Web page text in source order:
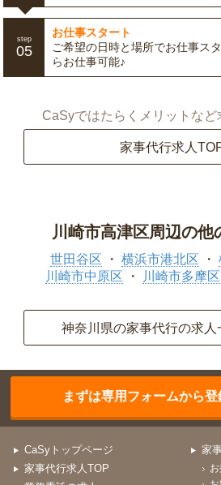
step
05
お仕事スタート
ご希望の日時と場所でお仕事ス
らお仕事可能♪
CaSyではたらくメリットなど
家事代行求人
川崎市高津区周辺の他
世田谷区 横浜市港北区
川崎市中原区
川崎市多摩区
神奈川県の家事代行の求人
まずは専用フォームから
CaSyトップページ
家事代行求人TOP
家